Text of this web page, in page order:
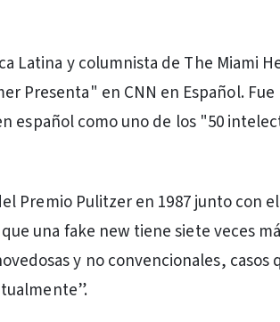
Latina y columnista de The Miami
Presenta" en CNN en Español. Fue
español como uno de los "50
Premio Pulitzer en 1987 junto con el
una fake new tiene siete veces
y no convencionales, casos